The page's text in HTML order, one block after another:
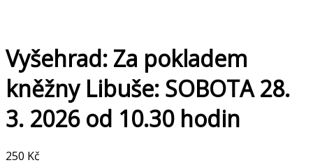
Vyšehrad: Za pokladem
kněžny Libuše: SOBOTA 28.
3. 2026 od 10.30 hodin
250 Kč